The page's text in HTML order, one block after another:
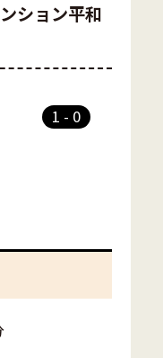
ション平和
1 - 0